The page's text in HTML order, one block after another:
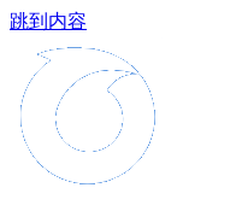
跳到内容